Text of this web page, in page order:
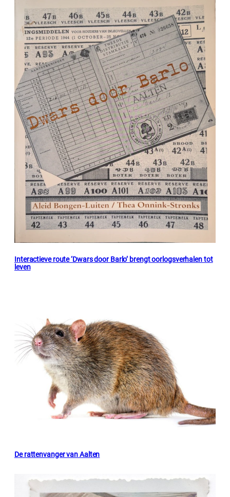
Interactieve route ‘Dwars door Barlo’ brengt oorlogsverhalen tot
leven
De rattenvanger van Aalten